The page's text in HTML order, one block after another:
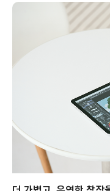
솔루션을 찾게 되는데요. 이
업그레이드된 기능을 갖춘 ‘
함께 많은 주목을 받고 있습
갖춘 무빙크패드 프로 14.
통해 자세히 살펴보겠습니